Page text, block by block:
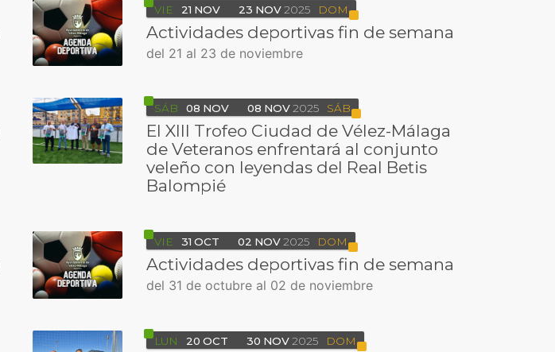
VIE 21 NOV 23 NOV 2025 DOM
Actividades deportivas fin de semana
del 21 al 23 de noviembre
SÁB 08 NOV 08 NOV 2025 SÁB
El XIII Trofeo Ciudad de Vélez-Málaga
de Veteranos enfrentará al conjunto
veleño con leyendas del Real Betis
Balompié
VIE 31 OCT 02 NOV 2025 DOM
Actividades deportivas fin de semana
del 31 de octubre al 02 de noviembre
LUN 20 OCT 30 NOV 2025 DOM